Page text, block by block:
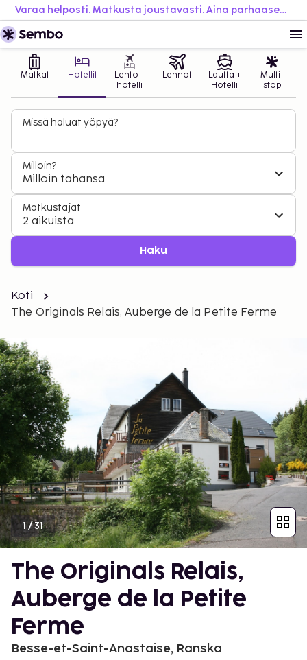
Varaa helposti. Matkusta joustavasti. Aina parhaaseen hintaan.
Matkat Hotellit
Lento +
hotelli
Lennot
Lautta +
Hotelli
Multi-
stop
Missä haluat yöpyä?
Milloin?
Milloin tahansa
Matkustajat
2 aikuista
Haku
Koti
The Originals Relais, Auberge de la Petite Ferme
1/31
The Originals Relais,
Auberge de la Petite
Ferme
Besse-et-Saint-Anastaise, Ranska